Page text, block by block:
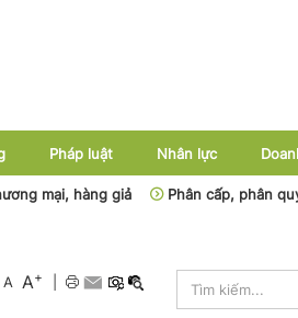
Pháp luật Nhân lực
hàng giả Phân cấp, phân quyền
A A+